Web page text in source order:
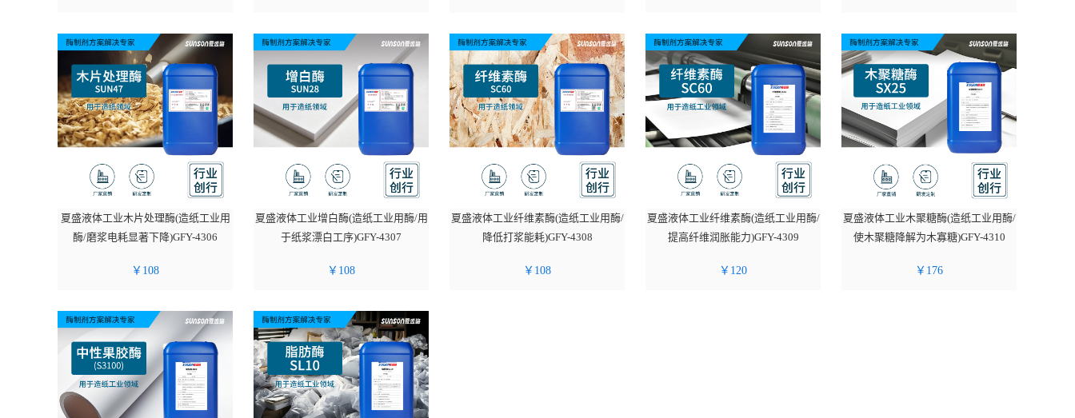
夏盛液体工业木片处理酶(造纸工业用
酶/磨浆电耗显著下降)GFY-4306
￥ 108
夏盛液体工业增白酶(造纸工业用酶/用
于纸浆漂白工序)GFY-4307
￥ 108
夏盛液体工业纤维素酶(造纸工业用酶/
降低打浆能耗)GFY-4308
￥ 108
夏盛液体工业纤维素酶(造纸工业用酶/
提高纤维润胀能力)GFY-4309
￥ 120
夏盛液体工业木聚糖酶(造纸工业用酶/
使木聚糖降解为木寡糖)GFY-4310
￥ 176